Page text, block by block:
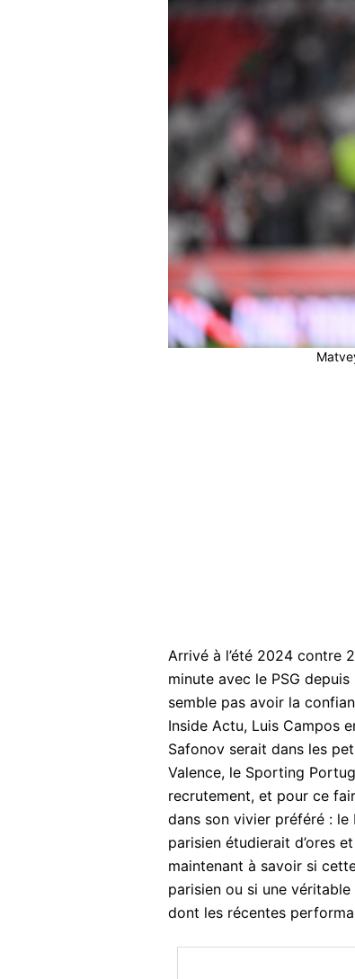
Arrivé à l’été 2024 contre
minute avec le PSG
semble pas avoir la
Inside Actu, Luis Campos
Safonov serait dans les
Valence, le Sporting
recrutement, et pour ce
dans son vivier préféré :
parisien étudierait d’ores
maintenant à savoir si
parisien ou si une
dont les récentes